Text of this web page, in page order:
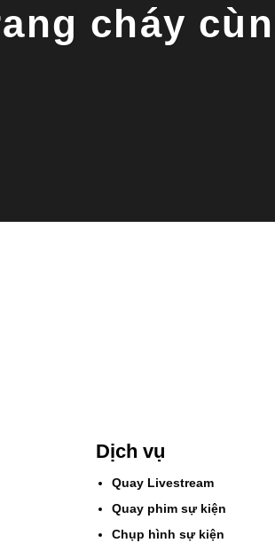
cháy
Dịch vụ
Quay Livestream
Quay phim sự kiện
Chụp hình sự kiện